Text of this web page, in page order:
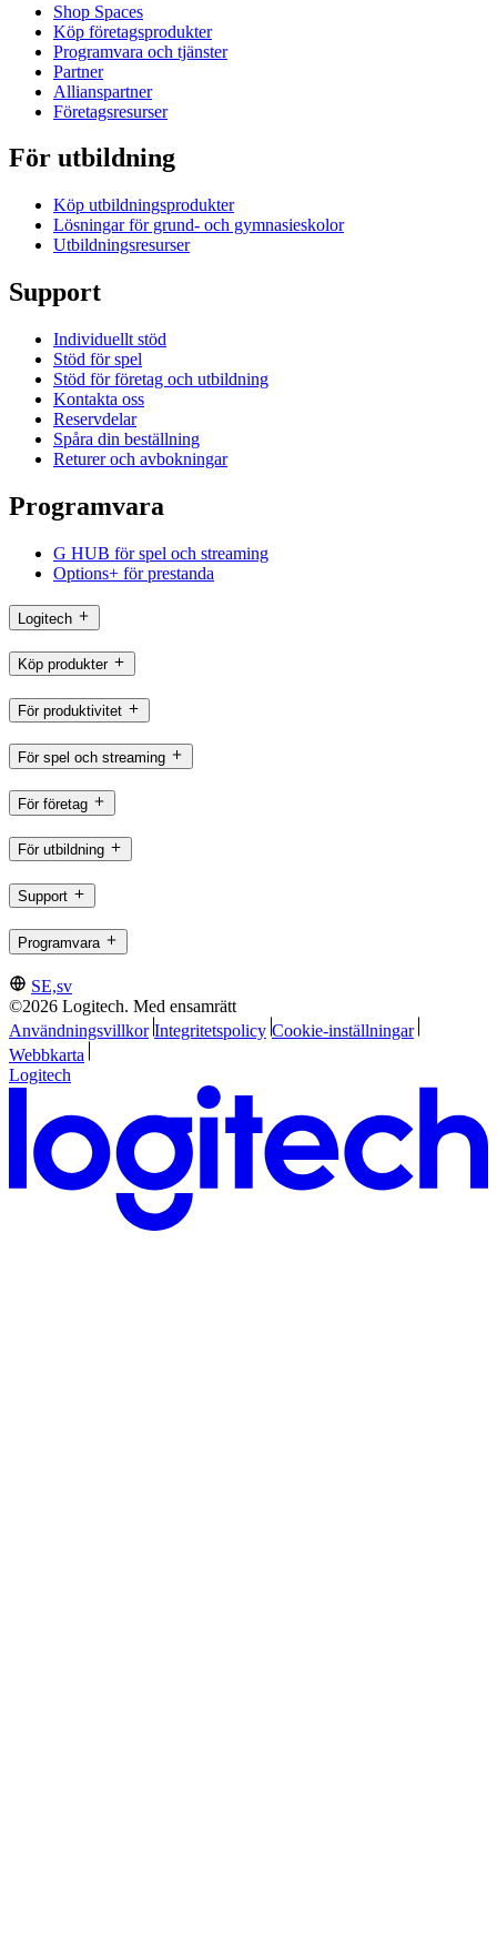
Shop Spaces
Köp företagsprodukter
Programvara och tjänster
Partner
Allianspartner
Företagsresurser
För utbildning
Köp utbildningsprodukter
Lösningar för grund- och gymnasieskolor
Utbildningsresurser
Support
Individuellt stöd
Stöd för spel
Stöd för företag och utbildning
Kontakta oss
Reservdelar
Spåra din beställning
Returer och avbokningar
Programvara
G HUB för spel och streaming
Options+ för prestanda
Logitech
Köp produkter
För produktivitet
För spel och streaming
För företag
För utbildning
Support
Programvara
SE,sv
©2026 Logitech. Med ensamrätt
Användningsvillkor Integritetspolicy Cookie-inställningar
Webbkarta
Logitech